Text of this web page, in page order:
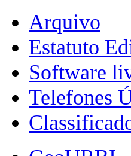
Arquivo
Estatuto
Software
Telefones